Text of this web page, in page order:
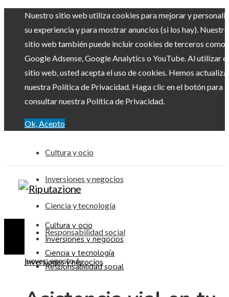
Nuestro sitio web utiliza cookies para mejorar y
su experiencia y para mostrar anuncios (si los hay). Nuestro
sitio web también puede incluir cookies de terceros como
Google Adsense, Google Analytics o YouTube. Al utilizar el
sitio web, usted acepta el uso de cookies. Hemos
nuestra Política de Privacidad. Haga clic en el botón para
consultar nuestra Política de Privacidad.
Ok, Acepto
Cultura y ocio
Inversiones y negocios
Ciencia y tecnología
Responsabilidad social
jueves, agosto 6
Cultura y ocio
Inversiones y negocios
Ciencia y tecnología
Responsabilidad social
Inversiones y negocios